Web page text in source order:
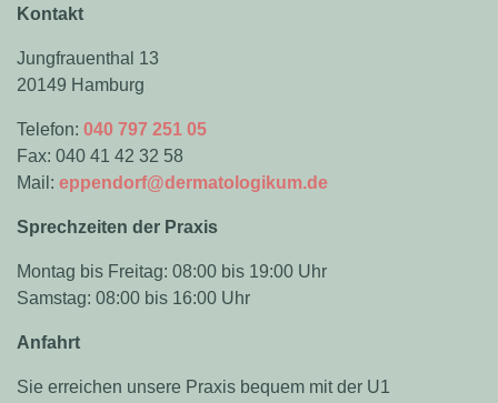
Kontakt
Jungfrauenthal 13
20149 Hamburg
Telefon: 040 797 251 05
Fax: 040 41 42 32 58
Mail: eppendorf@dermatologikum.de
Sprechzeiten der Praxis
Montag bis Freitag: 08:00 bis 19:00 Uhr
Samstag: 08:00 bis 16:00 Uhr
Anfahrt
Sie erreichen unsere Praxis bequem mit der U1